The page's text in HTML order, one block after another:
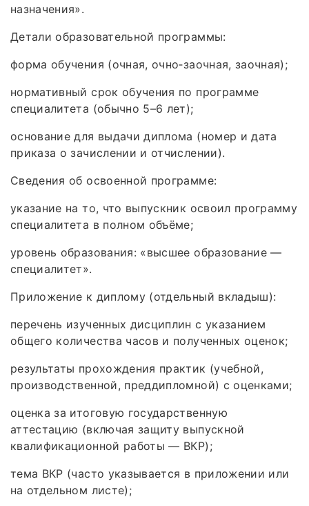
назначения».
Детали образовательной программы:
форма обучения (очная, очно‑заочная, заочная);
нормативный срок обучения по программе
специалитета (обычно 5–6 лет);
основание для выдачи диплома (номер и дата
приказа о зачислении и отчислении).
Сведения об освоенной программе:
указание на то, что выпускник освоил программу
специалитета в полном объёме;
уровень образования: «высшее образование —
специалитет».
Приложение к диплому (отдельный вкладыш):
перечень изученных дисциплин с указанием
общего количества часов и полученных оценок;
результаты прохождения практик (учебной,
производственной, преддипломной) с оценками;
оценка за итоговую государственную
аттестацию (включая защиту выпускной
квалификационной работы — ВКР);
тема ВКР (часто указывается в приложении или
на отдельном листе);